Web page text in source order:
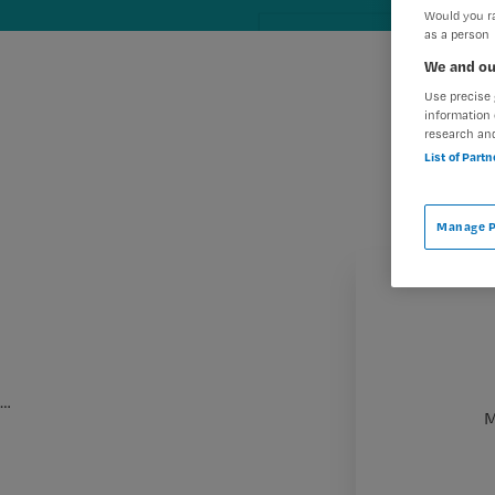
…
Would you
as a person
We and
Use
information
research
List of
Manage